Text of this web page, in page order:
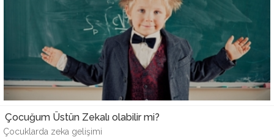
Çocuğum Üstün Zekalı olabilir mi?
Çocuklarda zeka gelişimi